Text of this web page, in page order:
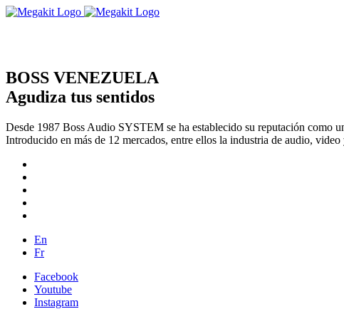
BOSS VENEZUELA
Agudiza tus sentidos
Desde 1987 Boss Audio SYSTEM se ha establecido su reputación como
Introducido en más de 12 mercados, entre ellos la industria de audio, video
En
Fr
Facebook
Youtube
Instagram